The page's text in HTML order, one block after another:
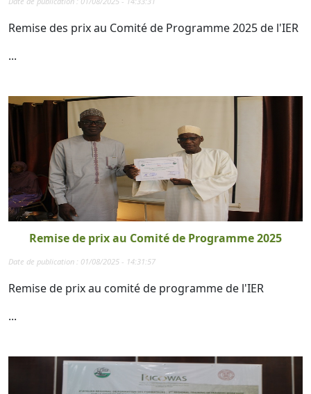
Remise des prix au Comité de Programme 2025 de l'IER
...
Remise de prix au Comité de Programme 2025
Date de publication : 01/08/2025 - 14:31:57
Remise de prix au comité de programme de l'IER
...